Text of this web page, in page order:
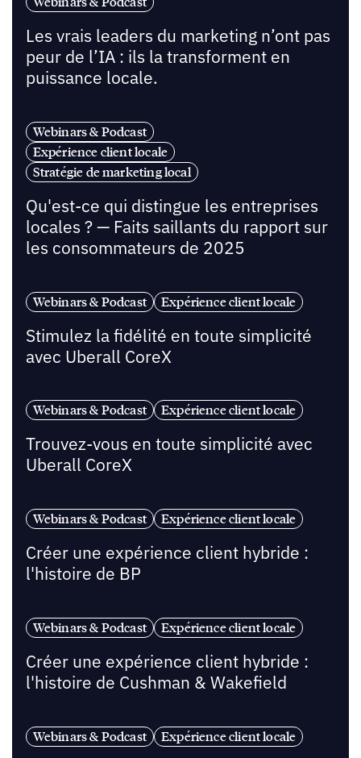
Les vrais leaders du marketing n’ont pas
peur de l’IA : ils la transforment en
puissance locale.
Webinars & Podcast
Expérience client locale
Stratégie de marketing local
Qu'est-ce qui distingue les entreprises
locales ? — Faits saillants du rapport sur
les consommateurs de 2025
Webinars & Podcast Expérience client locale
Stimulez la fidélité en toute simplicité
avec Uberall CoreX
Webinars & Podcast Expérience client locale
Trouvez-vous en toute simplicité avec
Uberall CoreX
Webinars & Podcast Expérience client locale
Créer une expérience client hybride :
l'histoire de BP
Webinars & Podcast Expérience client locale
Créer une expérience client hybride :
l'histoire de Cushman & Wakefield
Webinars & Podcast Expérience client locale